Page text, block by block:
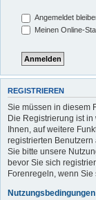
Angemeldet
Meinen Online-
REGISTRIEREN
Sie müssen in diesem
Die Registrierung ist
Ihnen, auf weitere
registrierten
Sie bitte unsere
bevor Sie sich
Forenregeln, wenn Sie
Nutzungsbedingungen